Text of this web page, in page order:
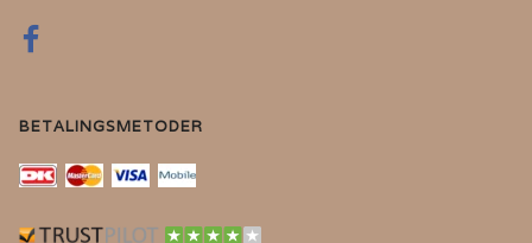
BETALINGSMETODER